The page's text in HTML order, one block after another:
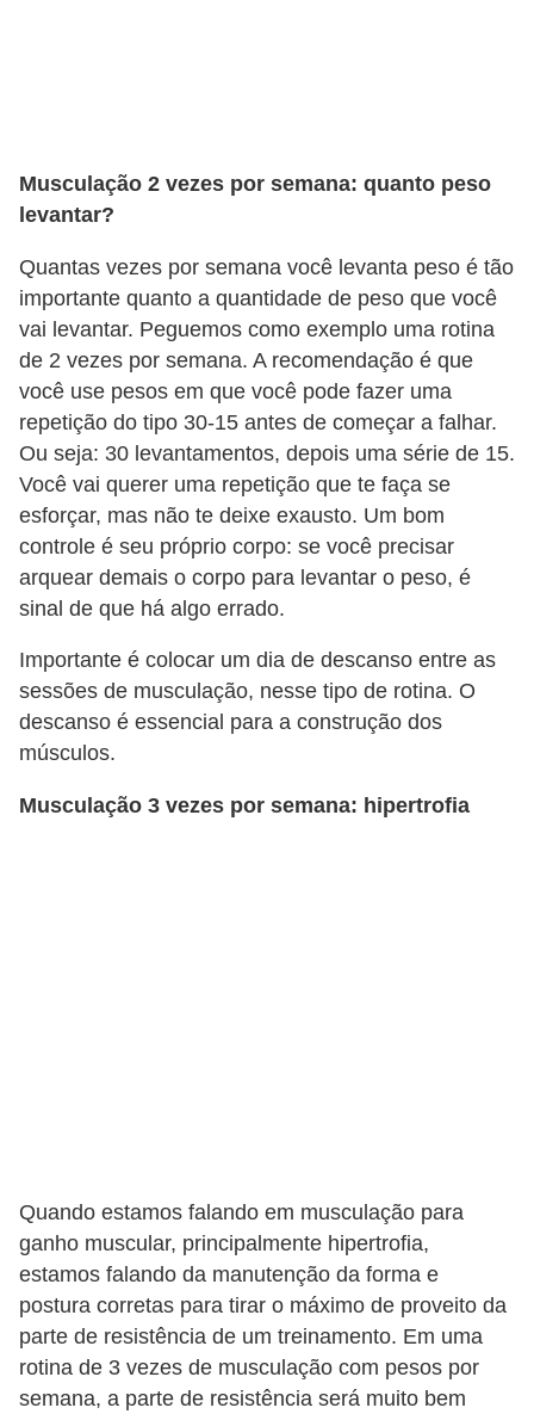
Musculação 2 vezes por semana: quanto peso
levantar?
Quantas vezes por semana você levanta peso é tão
importante quanto a quantidade de peso que você
vai levantar. Peguemos como exemplo uma rotina
de 2 vezes por semana. A recomendação é que
você use pesos em que você pode fazer uma
repetição do tipo 30-15 antes de começar a falhar.
Ou seja: 30 levantamentos, depois uma série de 15.
Você vai querer uma repetição que te faça se
esforçar, mas não te deixe exausto. Um bom
controle é seu próprio corpo: se você precisar
arquear demais o corpo para levantar o peso, é
sinal de que há algo errado.
Importante é colocar um dia de descanso entre as
sessões de musculação, nesse tipo de rotina. O
descanso é essencial para a construção dos
músculos.
Musculação 3 vezes por semana: hipertrofia
Quando estamos falando em musculação para
ganho muscular, principalmente hipertrofia,
estamos falando da manutenção da forma e
postura corretas para tirar o máximo de proveito da
parte de resistência de um treinamento. Em uma
rotina de 3 vezes de musculação com pesos por
semana, a parte de resistência será muito bem
e
e
x
e
r
c
c
i
o
s
f
í
s
i
c
o
s
e
r
c
í
c
i